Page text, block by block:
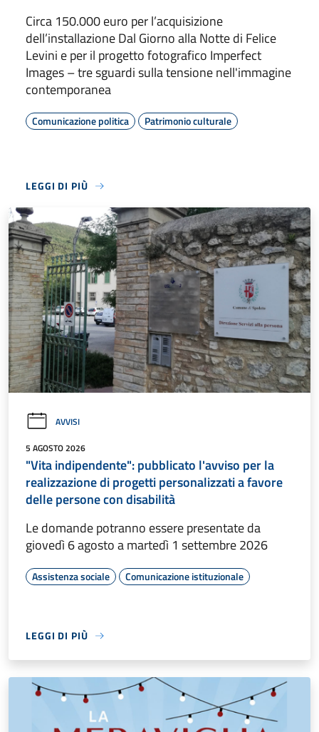
Circa 150.000 euro per l’acquisizione
dell’installazione Dal Giorno alla Notte di Felice
Levini e per il progetto fotografico Imperfect
Images – tre sguardi sulla tensione nell'immagine
contemporanea
Comunicazione politica Patrimonio culturale
LEGGI DI PIÙ
AVVISI
5 AGOSTO 2026
"Vita indipendente": pubblicato l'avviso per la
realizzazione di progetti personalizzati a favore
delle persone con disabilità
Le domande potranno essere presentate da
giovedì 6 agosto a martedì 1 settembre 2026
Assistenza sociale Comunicazione istituzionale
LEGGI DI PIÙ